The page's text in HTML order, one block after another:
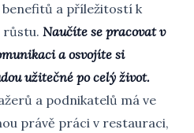
a příležitostí k
růstu. Naučíte se pracovat v
a osvojíte si
užitečné po celý život.
a podnikatelů má ve
právě práci v restauraci,